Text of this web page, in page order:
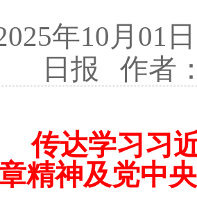
年10月01
日报 作者
达学习习近
精神及党中